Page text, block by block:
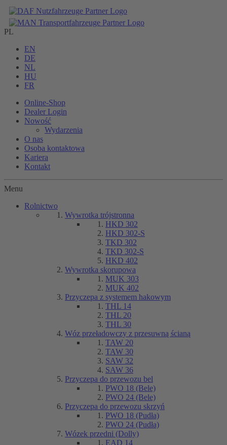
PL
EN
DE
NL
HU
FR
Online-Shop
Dealer Login
Nowość
Wydarzenia
O nas
Osoba kontaktowa
Kariera
Kontakt
Menu
Rolnictwo
Wywrotka trójstronna
HKD 302
HKD 302-S
TKD 302
TKD 302-S
HKD 402
Wywrotka skorupowa
MUK 303
MUK 402
Przyczepa z systemem hakowym
THL 14
THL 20
THL 30
Wóz przeładowczy z przesuwną ścianą
TAW 20
TAW 30
SAW 32
SAW 36
Przyczepa do przewozu bel
PWO 18 (Bele)
PWO 24 (Bele)
Przyczepa do przewozu skrzyń
PWO 18 (Pudła)
PWO 24 (Pudła)
Wózek przedni (Dolly)
EAD 14